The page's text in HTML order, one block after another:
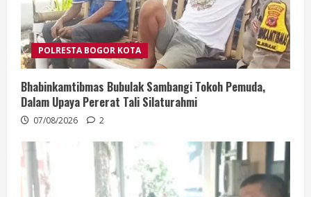
POLRESTA BOGOR KOTA
Bhabinkamtibmas Bubulak Sambangi Tokoh Pemuda,
Dalam Upaya Pererat Tali Silaturahmi
07/08/2026 2